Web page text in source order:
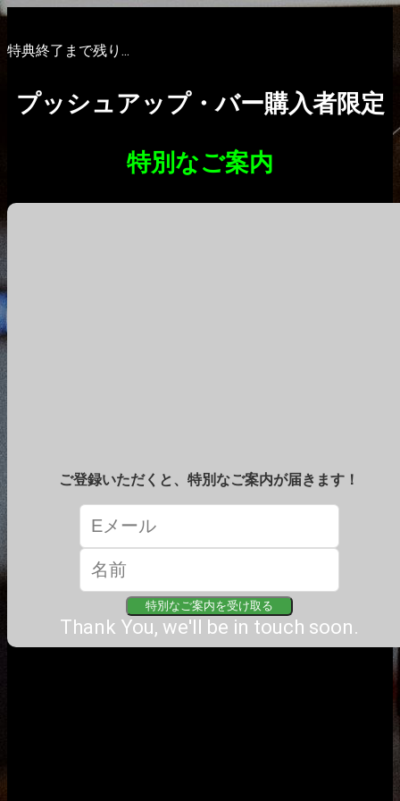
特典終了まで残り...
プッシュアップ・バー購入者限定
特別なご案内
ご登録いただくと、特別なご案内が届きます！
特別なご案内を受け取る
Thank You, we'll be in touch soon.